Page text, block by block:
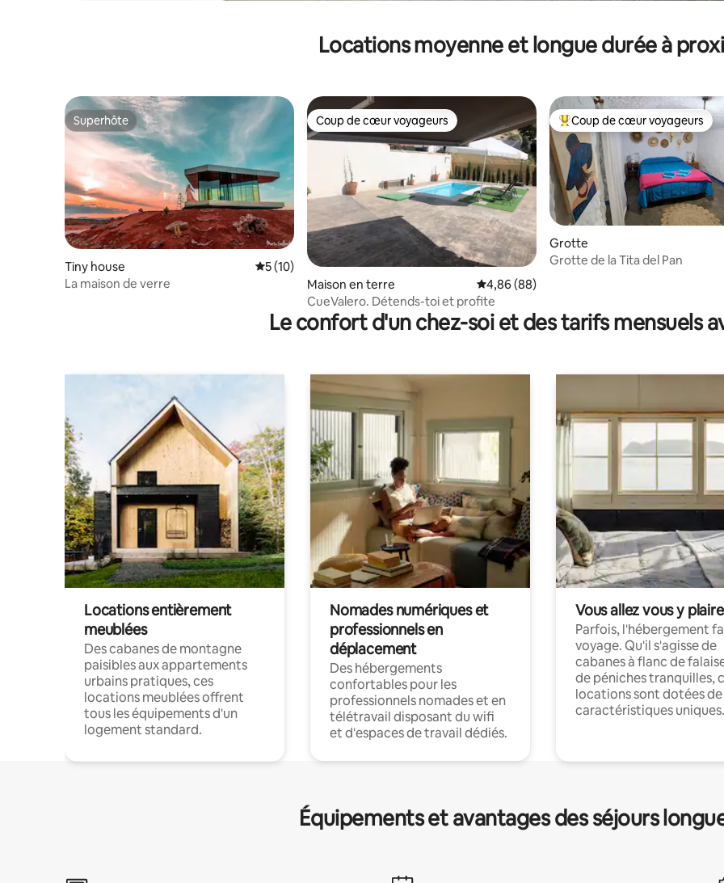
Locations moyenne et longue durée à
Superhôte
Superhôte
Tiny house Évaluation moyenne sur la base de 10 commentaires : 5 sur 5
5 (10)
La maison de verre
Coup de cœur voyageurs
Coup de cœur voyageurs
Maison en terre Évaluation moyenne sur la base de 88
4,86 (88)
CueValero. Détends-toi et profite
Coups de cœur voyageurs les
Coup de cœur voyageurs
Grotte
Grotte de la Tita del Pan
Le confort d'un chez-soi et des tarifs mensuels
Locations entièrement
meublées
Des cabanes de montagne
paisibles aux appartements
urbains pratiques, ces
locations meublées offrent
tous les équipements d'un
logement standard.
Nomades numériques et
professionnels en
déplacement
Des hébergements
confortables pour les
professionnels nomades et en
télétravail disposant du wifi
et d'espaces de travail dédiés.
Vous allez vous y plaire
Parfois, l'hébergement
voyage. Qu'il s'agisse de
cabanes à flanc de
de péniches tranquilles,
locations sont dotées de
caractéristiques uniques.
Équipements et avantages des séjours